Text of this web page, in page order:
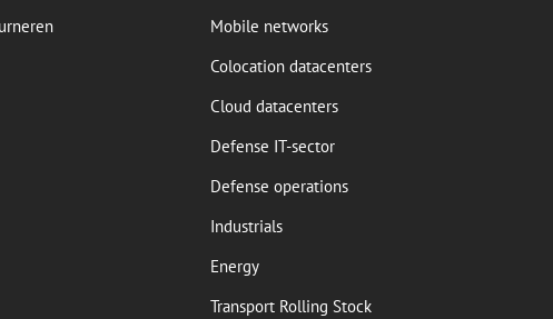
Mobile networks
Colocation datacenters
Cloud datacenters
Defense IT-sector
Defense operations
Industrials
Energy
Transport Rolling Stock